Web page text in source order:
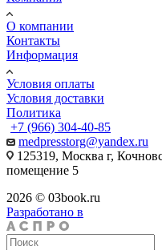
О компании
Контакты
Информация
Условия оплаты
Условия доставки
Политика
+7 (966) 304-40-85
medpresstorg@yandex.ru
125319, Москва г,
помещение 5
2026 © 03book.ru
Разработано в